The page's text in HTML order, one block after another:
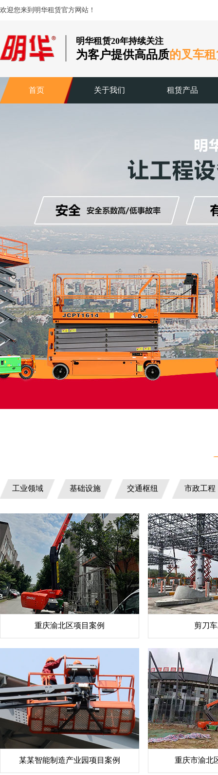
欢迎您来到明华租赁官方网站！
明华租赁20年持续关注
为客户提供高品质的叉车
首页 关于我们 租赁产品
工业领域 基础设施 交通枢纽 市政工程
重庆渝北区项目案例 剪刀
某某智能制造产业园项目案例 重庆市渝北